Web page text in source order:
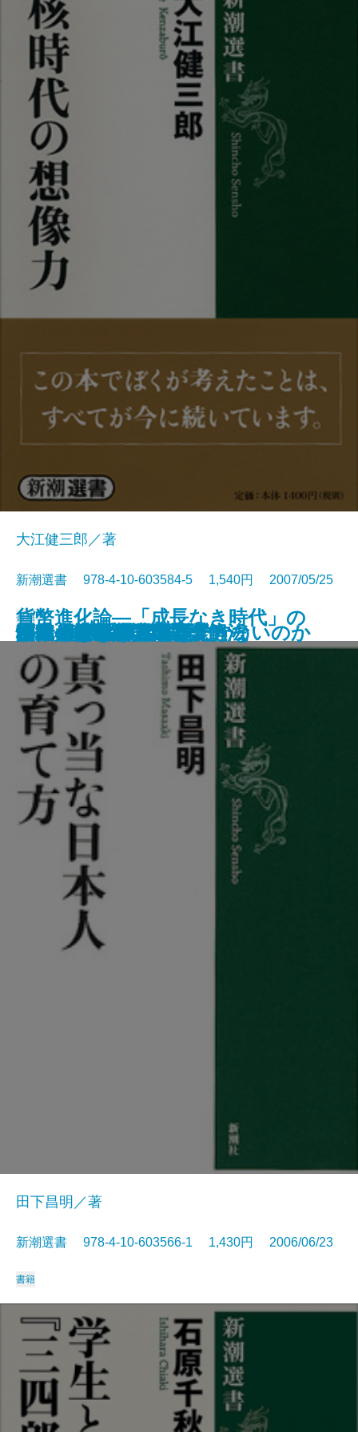
貨幣進化論―「成長なき時代」の
通貨システム―
団地の時代
中東 危機の震源を読む
怯えの時代
秘伝 大学受験の国語力
逆立ち日本論
核時代の想像力
大江健三郎／著
新潮選書 978-4-10-603584-5 1,540円 2007/05/25
書籍
真っ当な日本人の育て方
田下昌明／著
新潮選書 978-4-10-603566-1 1,430円 2006/06/23
書籍
学生と読む『三四郎』
日本人はなぜ日本を愛せないのか
「里」という思想
ギャンブル依存とたたかう
日本・日本語・日本人
秘伝 中学入試国語読解法